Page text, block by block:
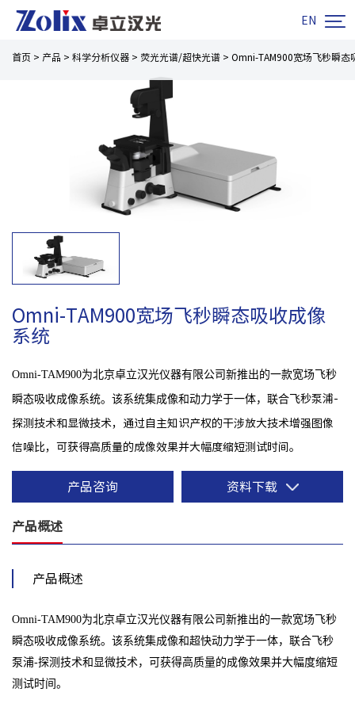
EN 
首页 > 产品 > 科学分析仪器 > 荧光光谱/超快光谱 > Omni-TAM900宽场飞秒瞬态
Omni-TAM900宽场飞秒瞬态吸收成像
系统
Omni-TAM900为北京卓立汉光仪器有限公司新推出的一款宽场飞秒
瞬态吸收成像系统。该系统集成像和动力学于一体，联合飞秒泵浦-
探测技术和显微技术，通过自主知识产权的干涉放大技术增强图像
信噪比，可获得高质量的成像效果并大幅度缩短测试时间。
产品咨询 资料下载
产品概述
产品概述
Omni-TAM900为北京卓立汉光仪器有限公司新推出的一款宽场飞秒
瞬态吸收成像系统。该系统集成像和超快动力学于一体，联合飞秒
泵浦-探测技术和显微技术，可获得高质量的成像效果并大幅度缩短
测试时间。